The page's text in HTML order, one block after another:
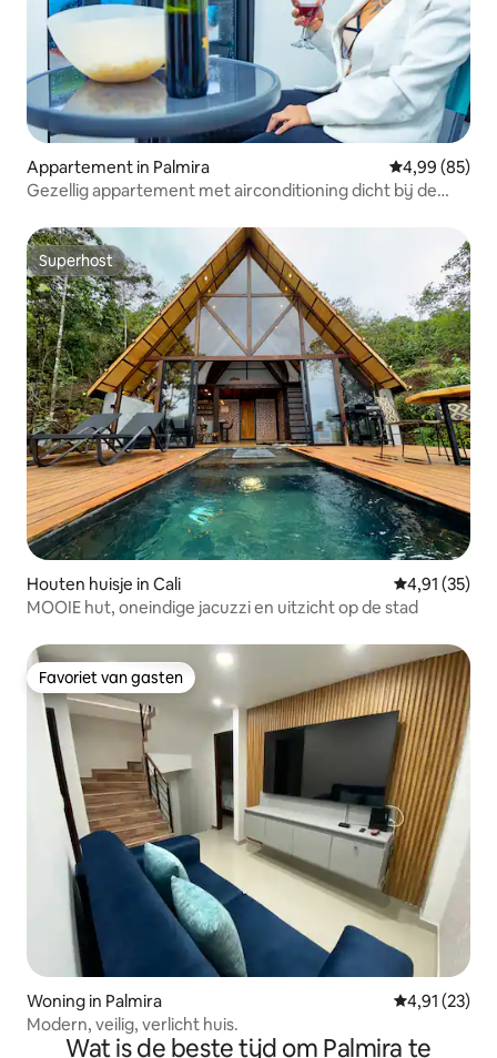
Appartement in Palmira Gemiddelde
4,99 (85)
Gezellig appartement met airconditioning dicht bij de
Superhost
Superhost
Houten huisje in Cali Gemiddelde
4,91 (35)
MOOIE hut, oneindige jacuzzi en uitzicht op de stad
Favoriet van gasten
Favoriet van gasten
Woning in Palmira Gemiddelde
4,91 (23)
Modern, veilig, verlicht huis.
Wat is de beste tijd om Palmira te